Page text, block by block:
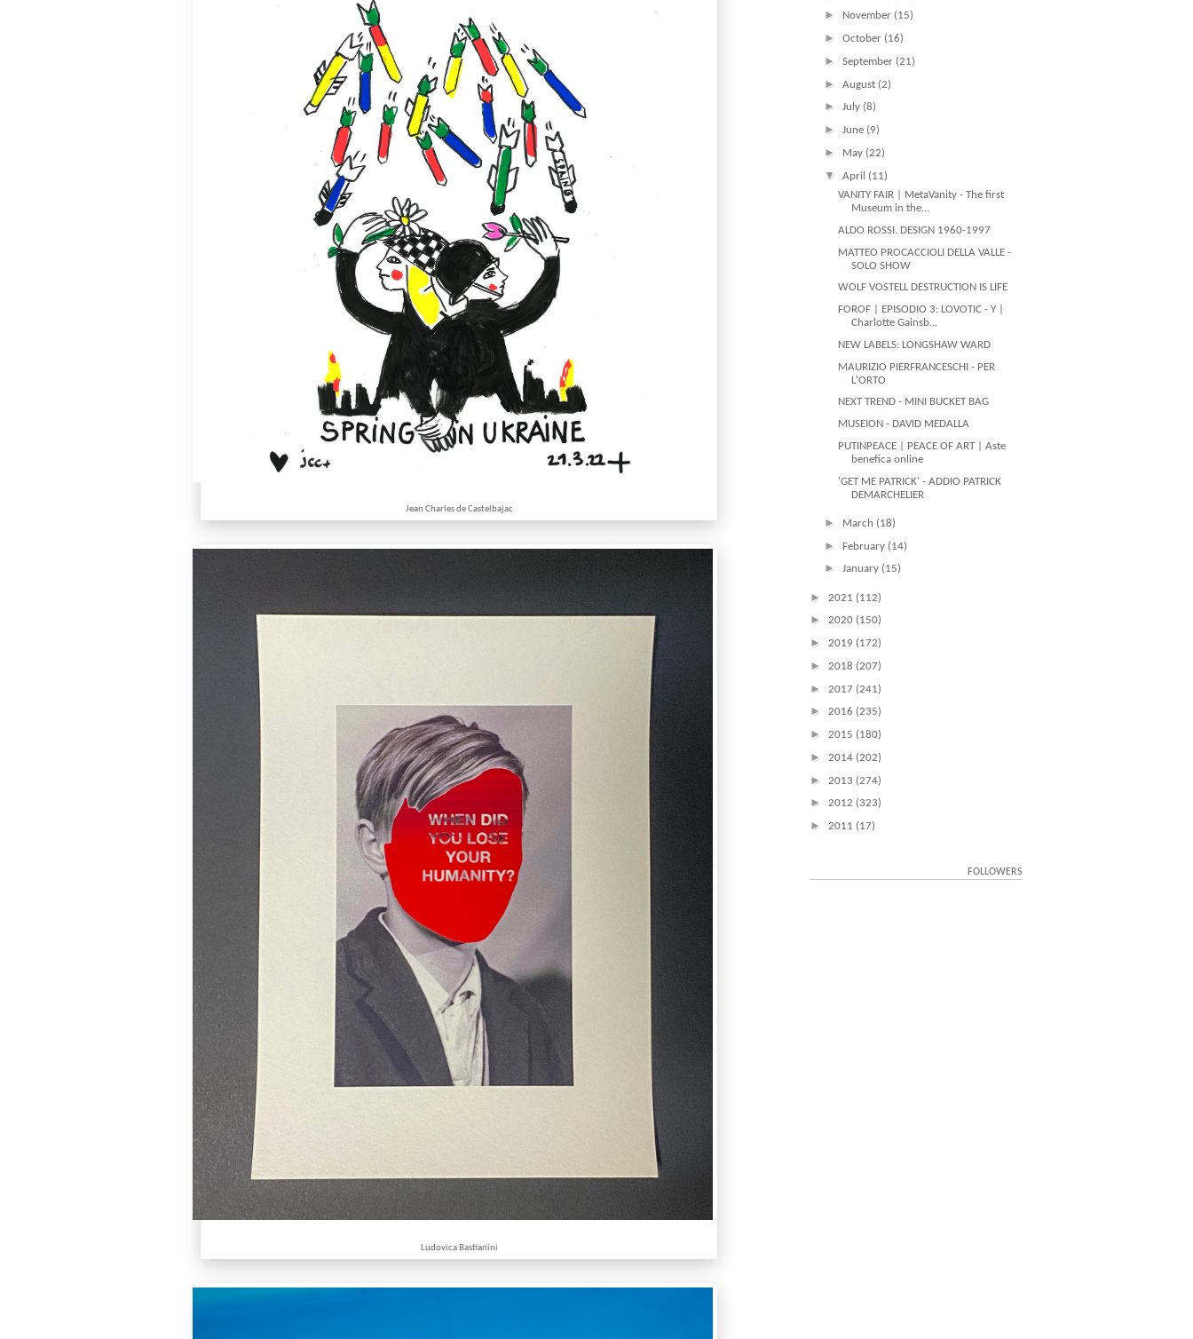
Jean Charles de Castelbajac
Ludovica Bastianini
► November (15)
► October (16)
► September (21)
► August (2)
► July (8)
► June (9)
► May (22)
▼ April
(11)
VANITY FAIR | MetaVanity - The first
Museum in the...
ALDO ROSSI. DESIGN 1960-1997
MATTEO PROCACCIOLI DELLA VALLE -
SOLO SHOW
WOLF VOSTELL DESTRUCTION IS LIFE
FOROF | EPISODIO 3: LOVOTIC - Y |
Charlotte Gainsb...
NEW LABELS: LONGSHAW WARD
MAURIZIO PIERFRANCESCHI - PER
L'ORTO
NEXT TREND - MINI BUCKET BAG
MUSEION - DAVID MEDALLA
PUTINPEACE | PEACE OF ART | Aste
benefica online
'GET ME PATRICK' - ADDIO PATRICK
DEMARCHELIER
► March (18)
► February (14)
► January (15)
► 2021 (112)
► 2020 (150)
► 2019 (172)
► 2018 (207)
► 2017 (241)
► 2016 (235)
► 2015 (180)
► 2014 (202)
► 2013 (274)
► 2012 (323)
► 2011 (17)
FOLLOWERS